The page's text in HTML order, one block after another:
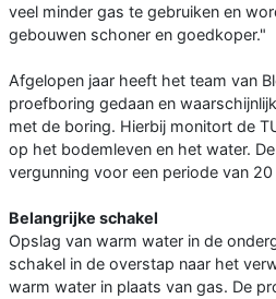
veel minder gas te gebruiken en
gebouwen schoner en goedkoper."
Afgelopen jaar heeft het team van
proefboring gedaan en
met de boring. Hierbij monitort de
op het bodemleven en het water.
vergunning voor een periode van
Belangrijke schakel
Opslag van warm water in de
schakel in de overstap naar het
warm water in plaats van gas. De